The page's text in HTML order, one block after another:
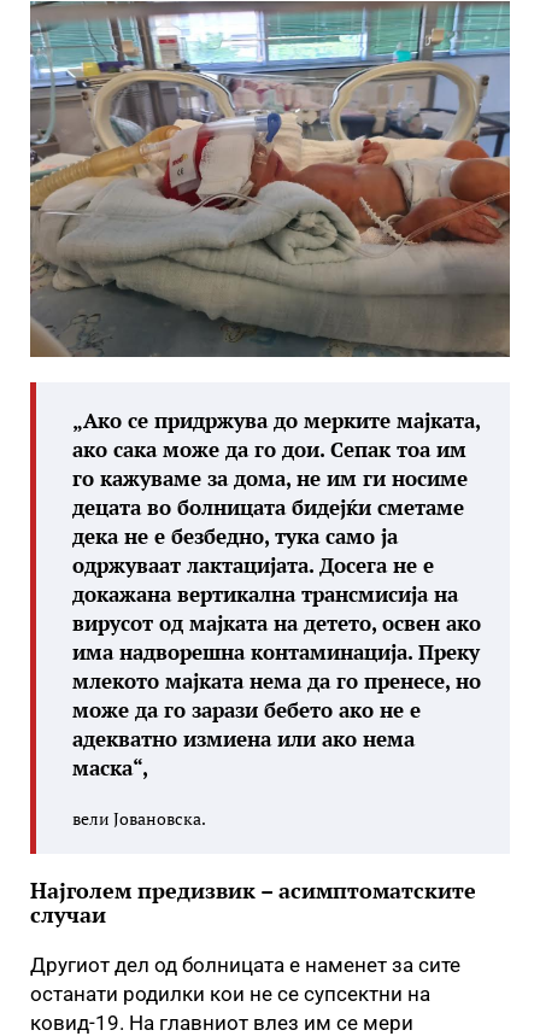
„Ако се придржува до мерките мајката,
ако сака може да го дои. Сепак тоа им
го кажуваме за дома, не им ги носиме
децата во болницата бидејќи сметаме
дека не е безбедно, тука само ја
одржуваат лактацијата. Досега не е
докажана вертикална трансмисија на
вирусот од мајката на детето, освен ако
има надворешна контаминација. Преку
млекото мајката нема да го пренесе, но
може да го зарази бебето ако не е
адекватно измиена или ако нема
маска“,
вели Јовановска.
Најголем предизвик – асимптоматските
случаи
Другиот дел од болницата е наменет за сите
останати родилки кои не се супсектни на
ковид-19. На главниот влез им се мери